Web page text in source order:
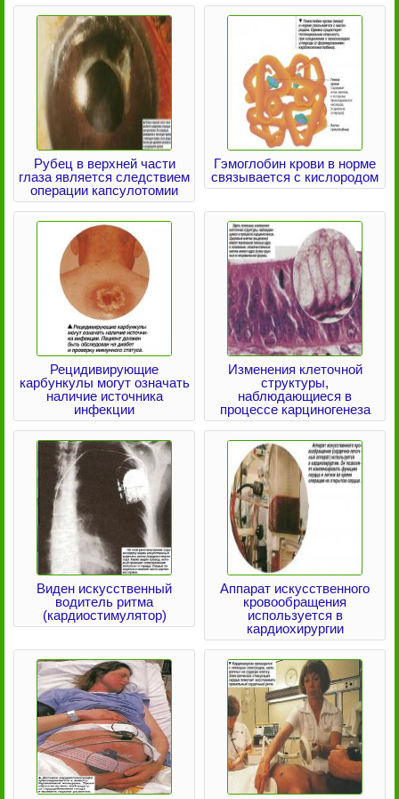
Рубец в верхней части
глаза является следствием
операции капсулотомии
Гэмоглобин крови в норме
связывается с кислородом
Рецидивирующие
карбункулы могут означать
наличие источника
инфекции
Изменения клеточной
структуры,
наблюдающиеся в
процессе карциногенеза
Виден искусственный
водитель ритма
(кардиостимулятор)
Аппарат искусственного
кровообращения
используется в
кардиохирургии